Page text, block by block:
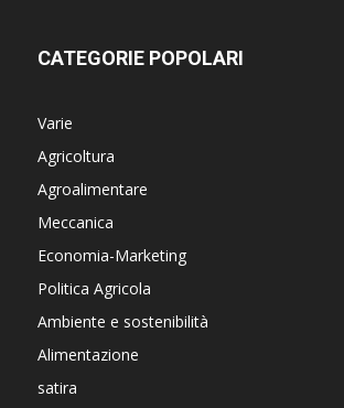
CATEGORIE POPOLARI
Varie
Agricoltura
Agroalimentare
Meccanica
Economia-Marketing
Politica Agricola
Ambiente e sostenibilità
Alimentazione
satira